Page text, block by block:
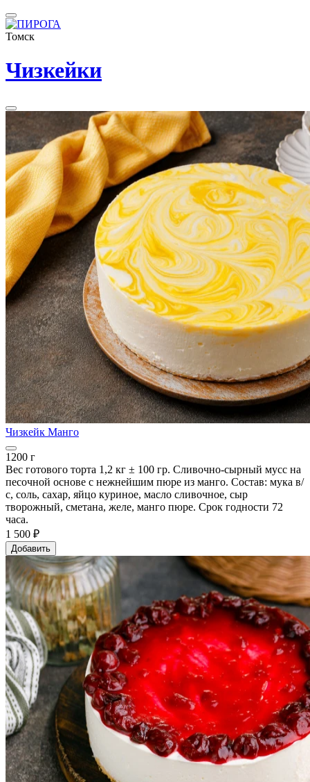
Томск
Чизкейки
Чизкейк Манго
1200 г
Вес готового торта 1,2 кг ± 100 гр. Сливочно-сырный мусс на
песочной основе с нежнейшим пюре из манго. Состав: мука в/
с, соль, сахар, яйцо куриное, масло сливочное, сыр
творожный, сметана, желе, манго пюре. Срок годности 72
часа.
1 500 ₽
Добавить